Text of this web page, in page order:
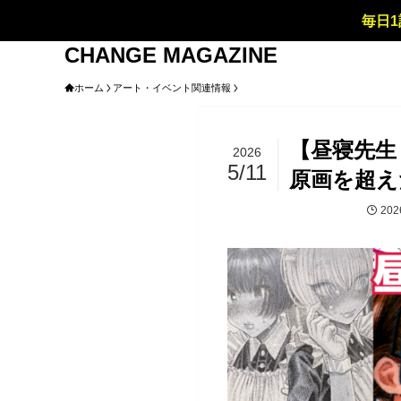
毎日
CHANGE MAGAZINE
ホーム アート・イベント関連情報
【昼寝先
原画を超
2026
5/11